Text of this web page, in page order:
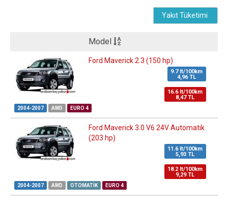
Yakıt Tüketimi
Model
Ford Maverick 2.3 (150 hp)
9.7 lt/100km
4,96 TL
16.6 lt/100km
8,47 TL
2004-2007 AWD EURO 4
Ford Maverick 3.0 V6 24V Automatik
(203 hp)
11.6 lt/100km
5,93 TL
18.2 lt/100km
9,29 TL
2004-2007 AWD OTOMATIK EURO 4